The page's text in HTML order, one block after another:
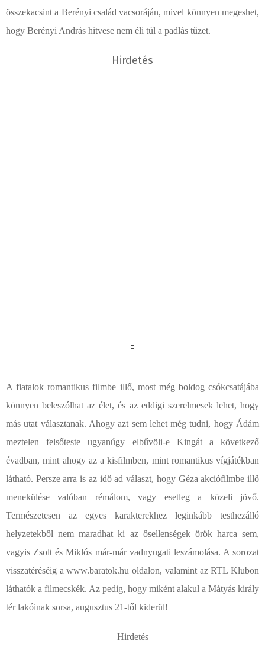
összekacsint a Berényi család vacsoráján, mivel könnyen megeshet,
hogy Berényi András hitvese nem éli túl a padlás tűzet.
Hirdetés
A fiatalok romantikus filmbe illő, most még boldog csókcsatájába
könnyen beleszólhat az élet, és az eddigi szerelmesek lehet, hogy
más utat választanak. Ahogy azt sem lehet még tudni, hogy Ádám
meztelen felsőteste ugyanúgy elbűvöli-e Kingát a következő
évadban, mint ahogy az a kisfilmben, mint romantikus vígjátékban
látható. Persze arra is az idő ad választ, hogy Géza akciófilmbe illő
menekülése valóban rémálom, vagy esetleg a közeli jövő.
Természetesen az egyes karakterekhez leginkább testhezálló
helyzetekből nem maradhat ki az ősellenségek örök harca sem,
vagyis Zsolt és Miklós már-már vadnyugati leszámolása. A sorozat
visszatéréséig a www.baratok.hu oldalon, valamint az RTL Klubon
láthatók a filmecskék. Az pedig, hogy miként alakul a Mátyás király
tér lakóinak sorsa, augusztus 21-től kiderül!
Hirdetés